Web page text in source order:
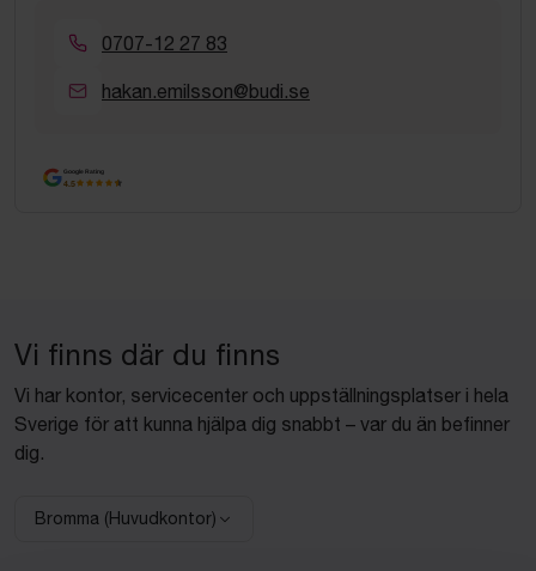
0707-12 27 83
hakan.emilsson@budi.se
Google Rating
4.5
Vi finns där du finns
Vi har kontor, servicecenter och uppställningsplatser i hela
Sverige för att kunna hjälpa dig snabbt – var du än befinner
dig.
Välj anläggning:
Bromma (Huvudkontor)